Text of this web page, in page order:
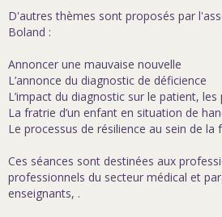
D'autres thèmes sont proposés par
Boland :
Annoncer une mauvaise nouvelle
L’annonce du diagnostic de déficience
L’impact du diagnostic sur le patient,
La fratrie d’un enfant en situation de
Le processus de résilience au sein de la
Ces séances sont destinées aux
professionnels du secteur médical et
enseignants, .